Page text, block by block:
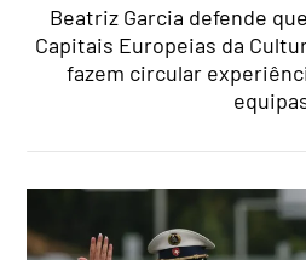
Beatriz Garcia defende
Capitais Europeias da
fazem circular